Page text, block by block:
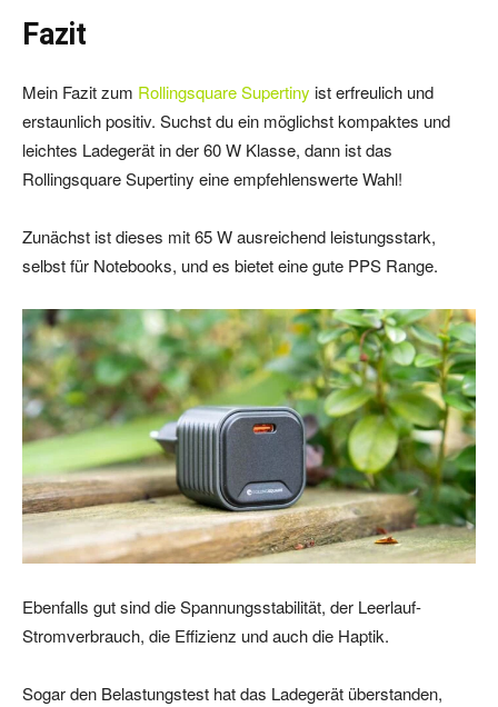
Fazit
Mein Fazit zum Rollingsquare Supertiny ist erfreulich und
erstaunlich positiv. Suchst du ein möglichst kompaktes und
leichtes Ladegerät in der 60 W Klasse, dann ist das
Rollingsquare Supertiny eine empfehlenswerte Wahl!
Zunächst ist dieses mit 65 W ausreichend leistungsstark,
selbst für Notebooks, und es bietet eine gute PPS Range.
Ebenfalls gut sind die Spannungsstabilität, der Leerlauf-
Stromverbrauch, die Effizienz und auch die Haptik.
Sogar den Belastungstest hat das Ladegerät überstanden,